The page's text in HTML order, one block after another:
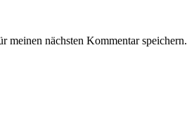
meinen nächsten Kommentar speichern.